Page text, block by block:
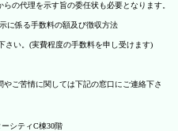
の代理を示す旨の委任状も必要となります。
に係る手数料の額及び徴収方法
さい。(実費程度の手数料を申し受けます)
ご苦情に関しては下記の窓口にご連絡下さ
シティC棟30階